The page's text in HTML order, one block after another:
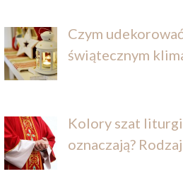
Czym
świątecznym
Kolory szat
oznaczają?